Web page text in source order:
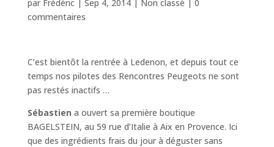
par Frédéric| Sep 4, 2014| Non classé | 0
commentaires
C’est bientôt la rentrée à Ledenon, et depuis tout ce
temps nos pilotes des Rencontres Peugeots ne sont
pas restés inactifs …
Sébastien a ouvert sa première boutique
BAGELSTEIN, au 59 rue d’Italie à Aix en Provence. Ici
que des ingrédients frais du jour à déguster sans